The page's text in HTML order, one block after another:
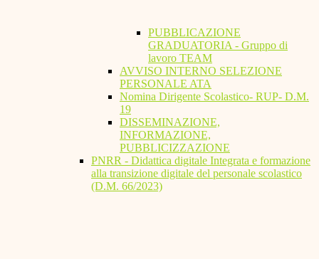
PUBBLICAZIONE
GRADUATORIA - Gruppo di
lavoro TEAM
AVVISO INTERNO SELEZIONE
PERSONALE ATA
Nomina Dirigente Scolastico- RUP- D.M.
19
DISSEMINAZIONE,
INFORMAZIONE,
PUBBLICIZZAZIONE
PNRR - Didattica digitale Integrata e formazione
alla transizione digitale del personale scolastico
(D.M. 66/2023)